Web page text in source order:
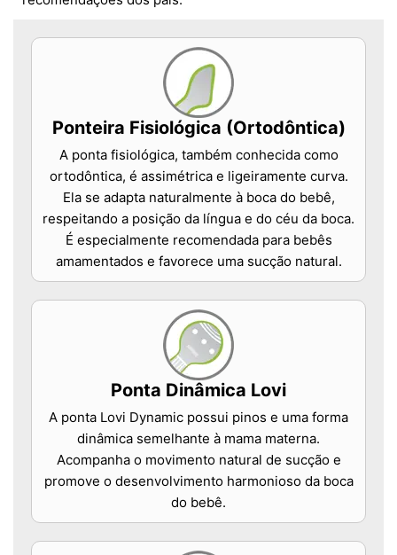
Ponteira Fisiológica (Ortodôntica)
A ponta fisiológica, também conhecida como
ortodôntica, é assimétrica e ligeiramente curva.
Ela se adapta naturalmente à boca do bebê,
respeitando a posição da língua e do céu da boca.
É especialmente recomendada para bebês
amamentados e favorece uma sucção natural.
Ponta Dinâmica Lovi
A ponta Lovi Dynamic possui pinos e uma forma
dinâmica semelhante à mama materna.
Acompanha o movimento natural de sucção e
promove o desenvolvimento harmonioso da boca
do bebê.